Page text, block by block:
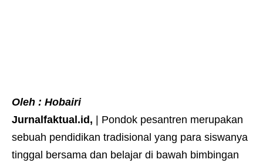
Oleh : Hobairi
Jurnalfaktual.id, | Pondok pesantren merupakan
sebuah pendidikan tradisional yang para siswanya
tinggal bersama dan belajar di bawah bimbingan